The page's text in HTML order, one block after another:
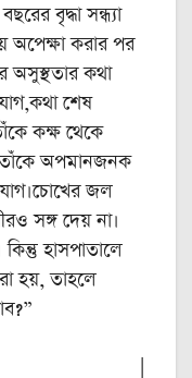
বৃদ্ধা সন্ধ্যা
অপেক্ষা করার পর
অসুস্থতার কথা
শেষ
কক্ষ থেকে
তাঁকে অপমানজনক
জল
সঙ্গ দেয় না।
হাসপাতালে
হয়, তাহলে